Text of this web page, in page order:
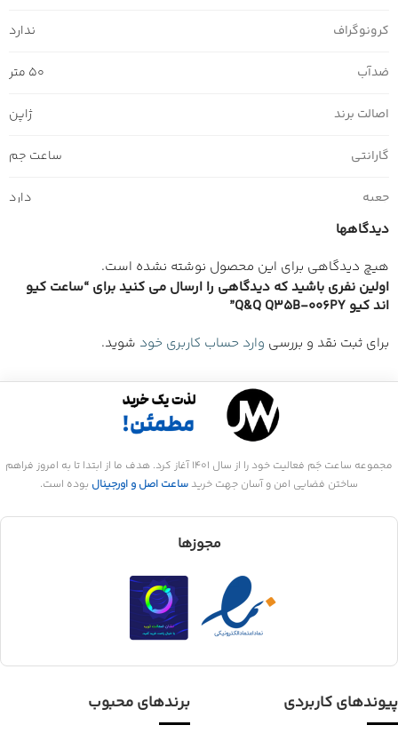
کرونوگراف ندارد
ضدآب 50 متر
اصالت برند ژاپن
گارانتی ساعت جم
جعبه دارد
دیدگاهها
هیچ دیدگاهی برای این محصول نوشته نشده است.
اولین نفری باشید که دیدگاهی را ارسال می کنید برای “ساعت کیو
اند کیو Q&Q Q35B-006PY”
برای ثبت نقد و بررسی وارد حساب کاربری خود شوید.
مجموعه ساعت جَم فعالیت خود را از سال 1401 آغاز کرد. هدف ما از ابتدا تا به امروز فراهم
ساختن فضایی امن و آسان جهت خرید ساعت اصل و اورجینال بوده است.
مجوزها
پیوندهای کاربردی برندهای محبوب